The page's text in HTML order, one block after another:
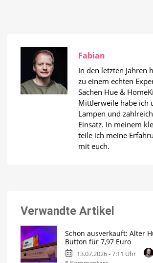
Fabian
In den letzten Jahren
zu einem echten
Sachen Hue &
Mittlerweile habe ich
Lampen und
Einsatz. In meinem
teile ich meine
mit euch.
Verwandte Artikel
Schon ausverkauft: Alter
Button für 7,97 Euro
13.07.2026 - 7:11 Uhr